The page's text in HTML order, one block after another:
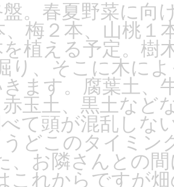
。春夏野菜に向
、梅２本、山桃１
植える予定。樹
り、そこに木に
ます。腐葉土、
玉土、黒土など
て頭が混乱しな
どこのタイミン
、お隣さんとの
これからですが